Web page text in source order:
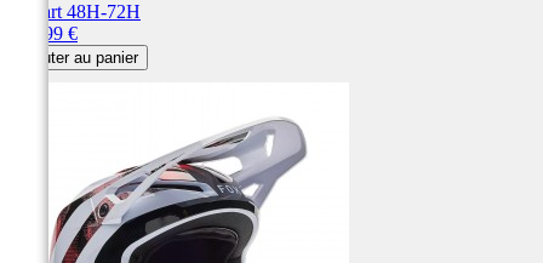
Départ 48H-72H
229,99 €
Ajouter au panier